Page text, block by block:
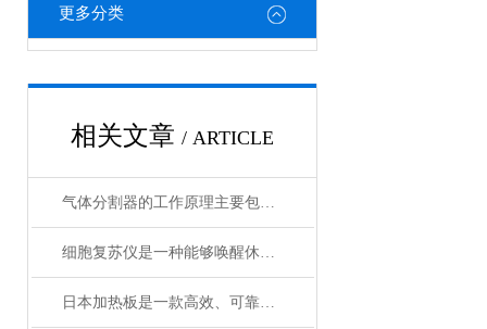
更多分类
相关文章 / ARTICLE
气体分割器的工作原理主要包括以下3个方面
细胞复苏仪是一种能够唤醒休眠状态细胞的创新设备
日本加热板是一款高效、可靠的加热设备